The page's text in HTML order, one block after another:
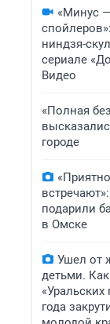
«Минус
ниндзя-
сериале
Видео
«Полная
городе
подарили
в Омске
Ушел от
детьми.
года